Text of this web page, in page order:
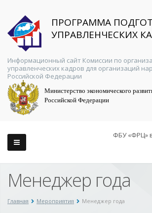
ПРОГРАММА
УПРАВЛЕНЧЕСКИХ
Информационный сайт Комиссии по
управленческих кадров для организаций
Российской Федерации
Министерство экономического
Российской Федерации
ФБУ «ФРЦ»
Менеджер года
Главная Мероприятия Менеджер года